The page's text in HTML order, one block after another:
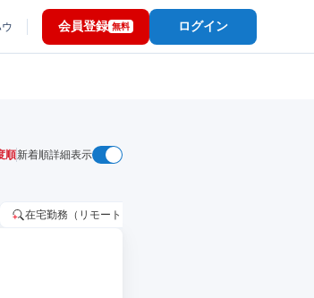
会員登録 無料 ログイン
順新着順詳細表示
在宅勤務（リモートワーク）OK